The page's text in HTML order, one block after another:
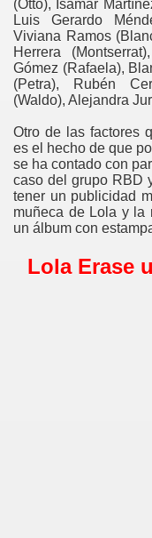
(Otto), Isamar
Luis Gerardo
Viviana Ramos
Herrera
Gómez (Rafaela),
(Petra), Rubén
(Waldo), Alejandra
Otro de las factores
es el hecho de que
se ha contado con
caso del grupo RBD
tener un publicidad
muñeca de Lola y la
un álbum con
Lola Erase